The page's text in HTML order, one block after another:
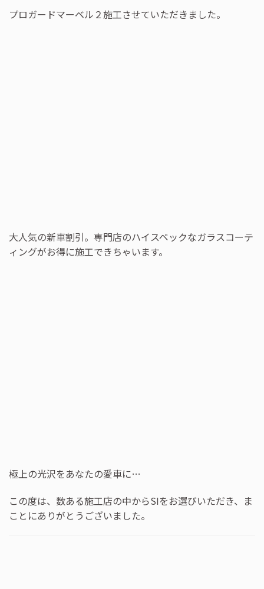
プロガードマーベル２施工させていただきました。
大人気の新車割引。専門店のハイスペックなガラスコーテ
ィングがお得に施工できちゃいます。
極上の光沢をあなたの愛車に…
この度は、数ある施工店の中からSIをお選びいただき、ま
ことにありがとうございました。